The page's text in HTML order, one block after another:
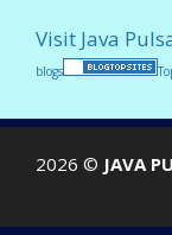
Visit Java
blogs
2026 © JAVA